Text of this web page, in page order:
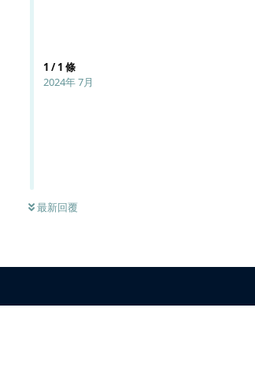
1 /1 條
2024年 7月
最新回覆